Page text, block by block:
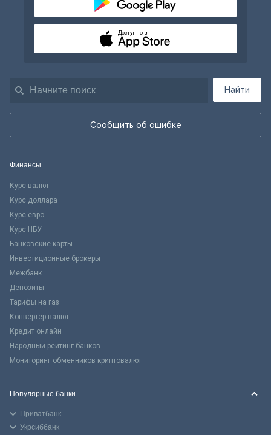
Найти
Сообщить об ошибке
Доступно в
Финансы
Курс валют
Курс доллара
Курс евро
Курс НБУ
Банковские карты
Инвестиционные брокеры
Межбанк
Депозиты
Тарифы на газ
Конвертер валют
Кредит онлайн
Народный рейтинг банков
Мониторинг обменников криптовалют
Популярные банки
Приватбанк
Укрсиббанк